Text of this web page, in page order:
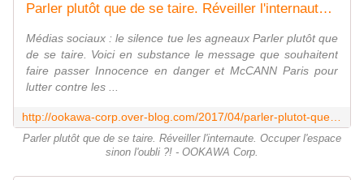
Parler plutôt que de se taire. Réveiller l'internaute. Occuper l'espace sinon l'oubli ?! - OOKAWA Corp.
Médias sociaux : le silence tue les agneaux Parler plutôt que
de se taire. Voici en substance le message que souhaitent
faire passer Innocence en danger et McCANN Paris pour
lutter contre les ...
Parler plutôt que de se taire. Réveiller l'internaute. Occuper l'espace
sinon l'oubli ?! - OOKAWA Corp.